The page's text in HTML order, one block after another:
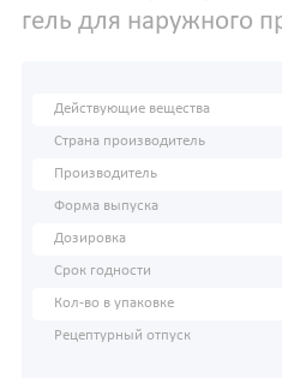
гель для наружного
Действующие вещества
Страна производитель
Производитель
Форма выпуска
Дозировка
Срок годности
Кол-во в упаковке
Рецептурный отпуск